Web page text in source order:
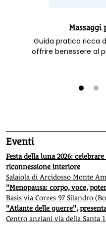
Massaggi
Guida pratica ricca
Eventi
Festa della luna 2026:
riconnessione interiore
Salaiola di Arcidosso Monte
"Menopausa: corpo, voce,
Basis via Corzes 97 Silandro
"Atlante delle guerre",
Centro anziani via della Santa